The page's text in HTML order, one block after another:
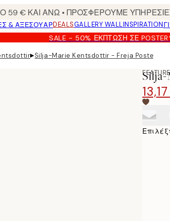
€ ΚΑΙ ΑΝΩ • ΠΡΟΣΦΕΡΟΥΜΕ
& ΑΞΕΣΟΥΆΡDEALSGALLERY WALLINSPIRATION
SALE - 50% ΈΚΠΤΩΣΗ ΣΕ
▸Silja-Marie Kentsdottir - Freja Poster